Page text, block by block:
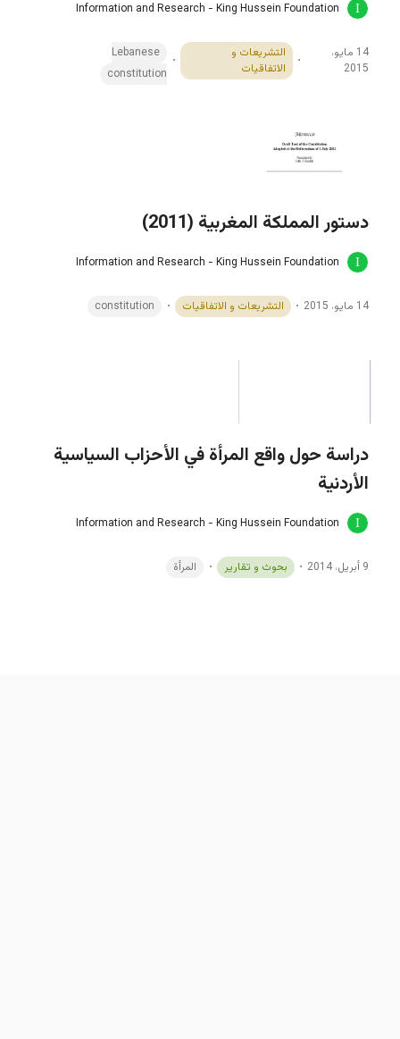
Information and Research - King Hussein Foundation
14 مايو،
2015
التشريعات و
الاتفاقيات
Lebanese
constitution
دستور المملكة المغربية (2011)
Information and Research - King Hussein Foundation
14 مايو، 2015 التشريعات و الاتفاقيات constitution
دراسة حول واقع المرأة في الأحزاب السياسية
الأردنية
Information and Research - King Hussein Foundation
9 أبريل، 2014 بحوث و تقارير المرأة